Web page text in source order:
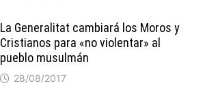
La Generalitat cambiará los Moros y
Cristianos para «no violentar» al
pueblo musulmán
28/08/2017